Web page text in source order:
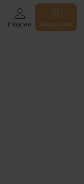
Inloggen Registreren